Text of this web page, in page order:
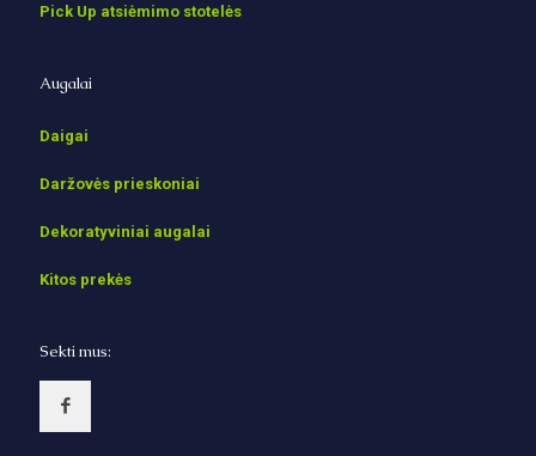
Pick Up atsiėmimo stotelės
Augalai
Daigai
Daržovės prieskoniai
Dekoratyviniai augalai
Kitos prekės
Sekti mus: